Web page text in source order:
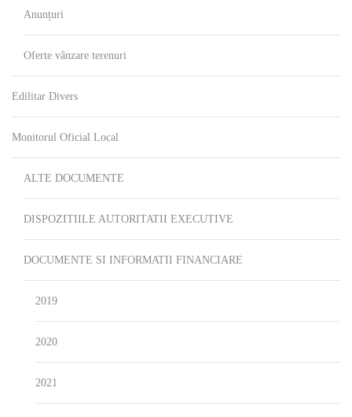
Anunțuri
Oferte vânzare terenuri
Edilitar Divers
Monitorul Oficial Local
ALTE DOCUMENTE
DISPOZITIILE AUTORITATII EXECUTIVE
DOCUMENTE SI INFORMATII FINANCIARE
2019
2020
2021